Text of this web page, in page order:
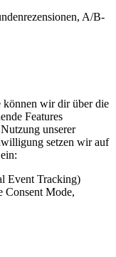
A/B-
können wir dir über die
Features
unserer
setzen wir auf
Event Tracking)
Consent Mode,